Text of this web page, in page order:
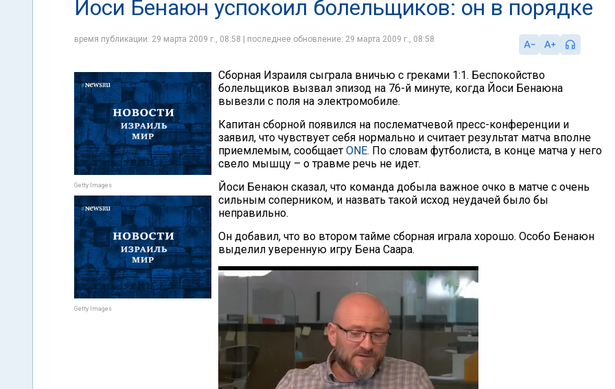
Йоси Бенаюн успокоил болельщиков: он в порядке
время публикации: 29 марта 2009 г., 08:58 | последнее обновление: 29 марта 2009 г., 08:58
Getty Images
Getty Images
Сборная Израиля сыграла вничью с греками 1:1. Беспокойство
болельщиков вызвал эпизод на 76-й минуте, когда Йоси Бенаюна
вывезли с поля на электромобиле.
Капитан сборной появился на послематчевой пресс-конференции и
заявил, что чувствует себя нормально и считает результат матча вполне
приемлемым, сообщает ONE. По словам футболиста, в конце матча у него
свело мышцу – о травме речь не идет.
Йоси Бенаюн сказал, что команда добыла важное очко в матче с очень
сильным соперником, и назвать такой исход неудачей было бы
неправильно.
Он добавил, что во втором тайме сборная играла хорошо. Особо Бенаюн
выделил уверенную игру Бена Саара.